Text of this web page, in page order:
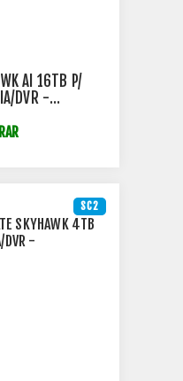
AI 16TB P/
DVR -
SC2